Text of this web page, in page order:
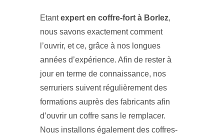
Etantexpert en coffre-fort à Borlez,
nous savons exactement comment
l’ouvrir, et ce, grâce à nos longues
années d’expérience. Afin de rester à
jour en terme de connaissance, nos
serruriers suivent régulièrement des
formations auprès des fabricants afin
d’ouvrir un coffre sans le remplacer.
Nous installons également des coffres-